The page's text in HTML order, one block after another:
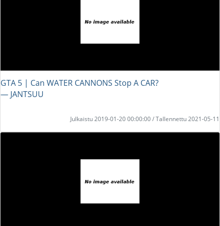
GTA 5 | Can WATER CANNONS Stop A CAR?
― JANTSUU
Julkaistu 2019-01-20 00:00:00 / Tallennettu 2021-05-11